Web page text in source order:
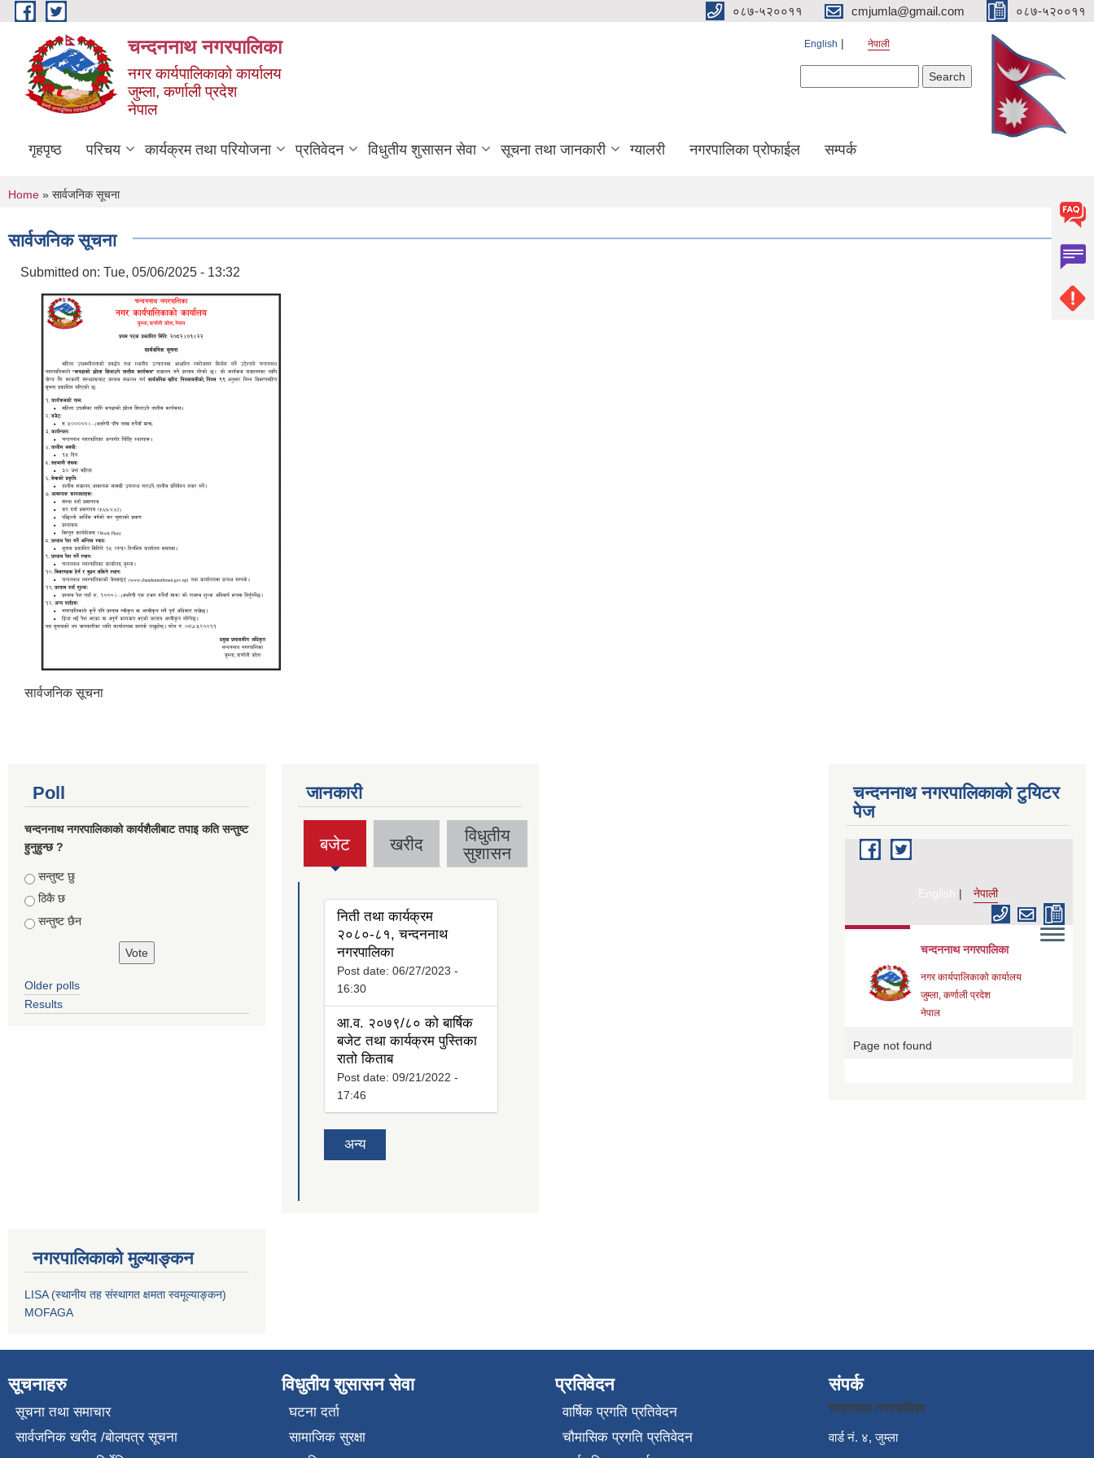
Skip to main content ०८७-५२००११ cmjumla@gmail.com ०८७-५२००११
चन्दननाथ नगरपालिका
नगर कार्यपालिकाको कार्यालय
जुम्ला, कर्णाली प्रदेश
नेपाल
English नेपाली
गृहपृष्ठ परिचय कार्यक्रम तथा परियोजना प्रतिवेदन विधुतीय शुसासन सेवा सूचना तथा जानकारी ग्यालरी नगरपालिका प्रोफाईल सम्पर्क
You are here
Home » सार्वजनिक सूचना
सार्वजनिक सूचना
Submitted on: Tue, 05/06/2025 - 13:32
सार्वजनिक सूचना
Poll
चन्दननाथ नगरपालिकाको कार्यशैलीबाट तपाइ कति सन्तुष्ट
हुनुहुन्छ ?
Choices
सन्तुष्ट छु
ठिकै छ
सन्तुष्ट छैन
Older polls
Results
जानकारी
बजेट
(active
tab)
खरीद
विधुतीय
सुशासन
निती तथा कार्यक्रम
२०८०-८१, चन्दननाथ
नगरपालिका
Post date: 06/27/2023 -
16:30
आ.व. २०७९/८० को बार्षिक
बजेट तथा कार्यक्रम पुस्तिका
रातो किताब
Post date: 09/21/2022 -
17:46
अन्य
चन्दननाथ नगरपालिकाको टुयिटर
पेज
नगरपालिकाको मुल्याङ्कन
LISA (स्थानीय तह संस्थागत क्षमता स्वमूल्याङ्कन)
MOFAGA
सूचनाहरु
सूचना तथा समाचार
सार्वजनिक खरीद /बोलपत्र सूचना
विधुतीय शुसासन सेवा
घटना दर्ता
सामाजिक सुरक्षा
प्रतिवेदन
वार्षिक प्रगति प्रतिवेदन
चौमासिक प्रगति प्रतिवेदन
संपर्क
चन्दननाथ नगरपालिका
वार्ड नं. ४, जुम्ला